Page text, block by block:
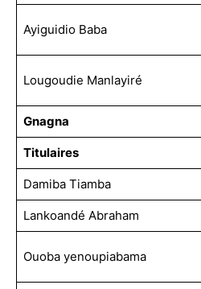
Ayiguidio Baba
Lougoudie Manlayiré
Gnagna
Titulaires
Damiba Tiamba
Lankoandé Abraham
Ouoba yenoupiabama